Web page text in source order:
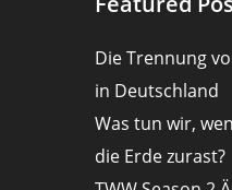
Die Trennung
in Deutschland
Was tun wir,
die Erde zurast?